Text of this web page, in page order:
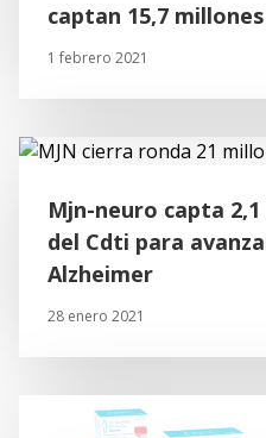
captan 15,7 millones
1 febrero 2021
Mjn-neuro capta
del Cdti para
Alzheimer
28 enero 2021